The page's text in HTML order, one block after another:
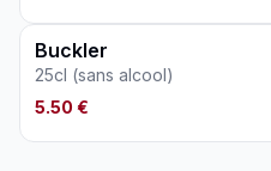
Buckler
25cl (sans alcool)
5.50 €